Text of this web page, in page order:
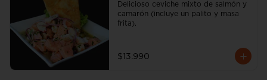
Delicioso ceviche mixto de salmón y
camarón (incluye un palito y masa
frita).
$13.990